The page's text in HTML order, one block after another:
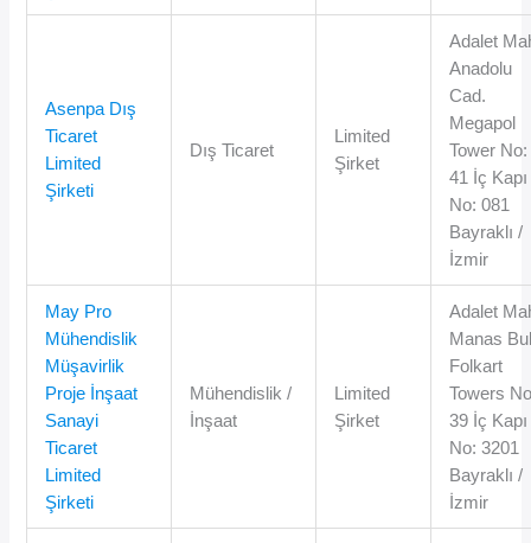
Asenpa Dış
Ticaret
Limited
Şirketi
Dış Ticaret
Limited
Şirket
Adalet
Anadolu
Cad.
Megapol
Tower No:
41 İç Kapı
No: 081
Bayraklı /
İzmir
May Pro
Mühendislik
Müşavirlik
Proje İnşaat
Sanayi
Ticaret
Limited
Şirketi
Mühendislik /
İnşaat
Limited
Şirket
Adalet
Manas
Folkart
Towers
39 İç Kapı
No: 3201
Bayraklı /
İzmir